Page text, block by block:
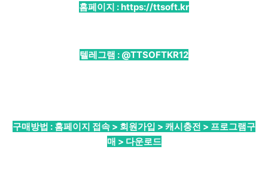
홈페이지 :https://ttsoft.kr
텔레그램 : @TTSOFTKR12
구매방법 : 홈페이지 접속 > 회원가입 > 캐시충전 > 프로그램구
매 > 다운로드